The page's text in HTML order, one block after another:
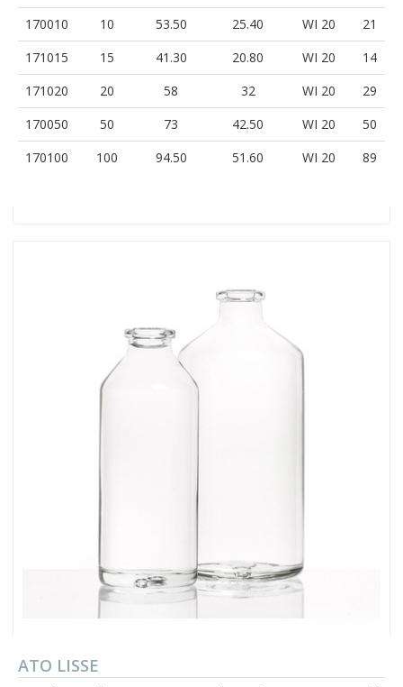
170010
10 53.50 25.40 WI 20
21
171015
15 41.30 20.80 WI 20
14
171020
20 58 32 WI 20
29
170050
50 73 42.50 WI 20
50
170100
100 94.50 51.60 WI 20 89
ATO LISSE